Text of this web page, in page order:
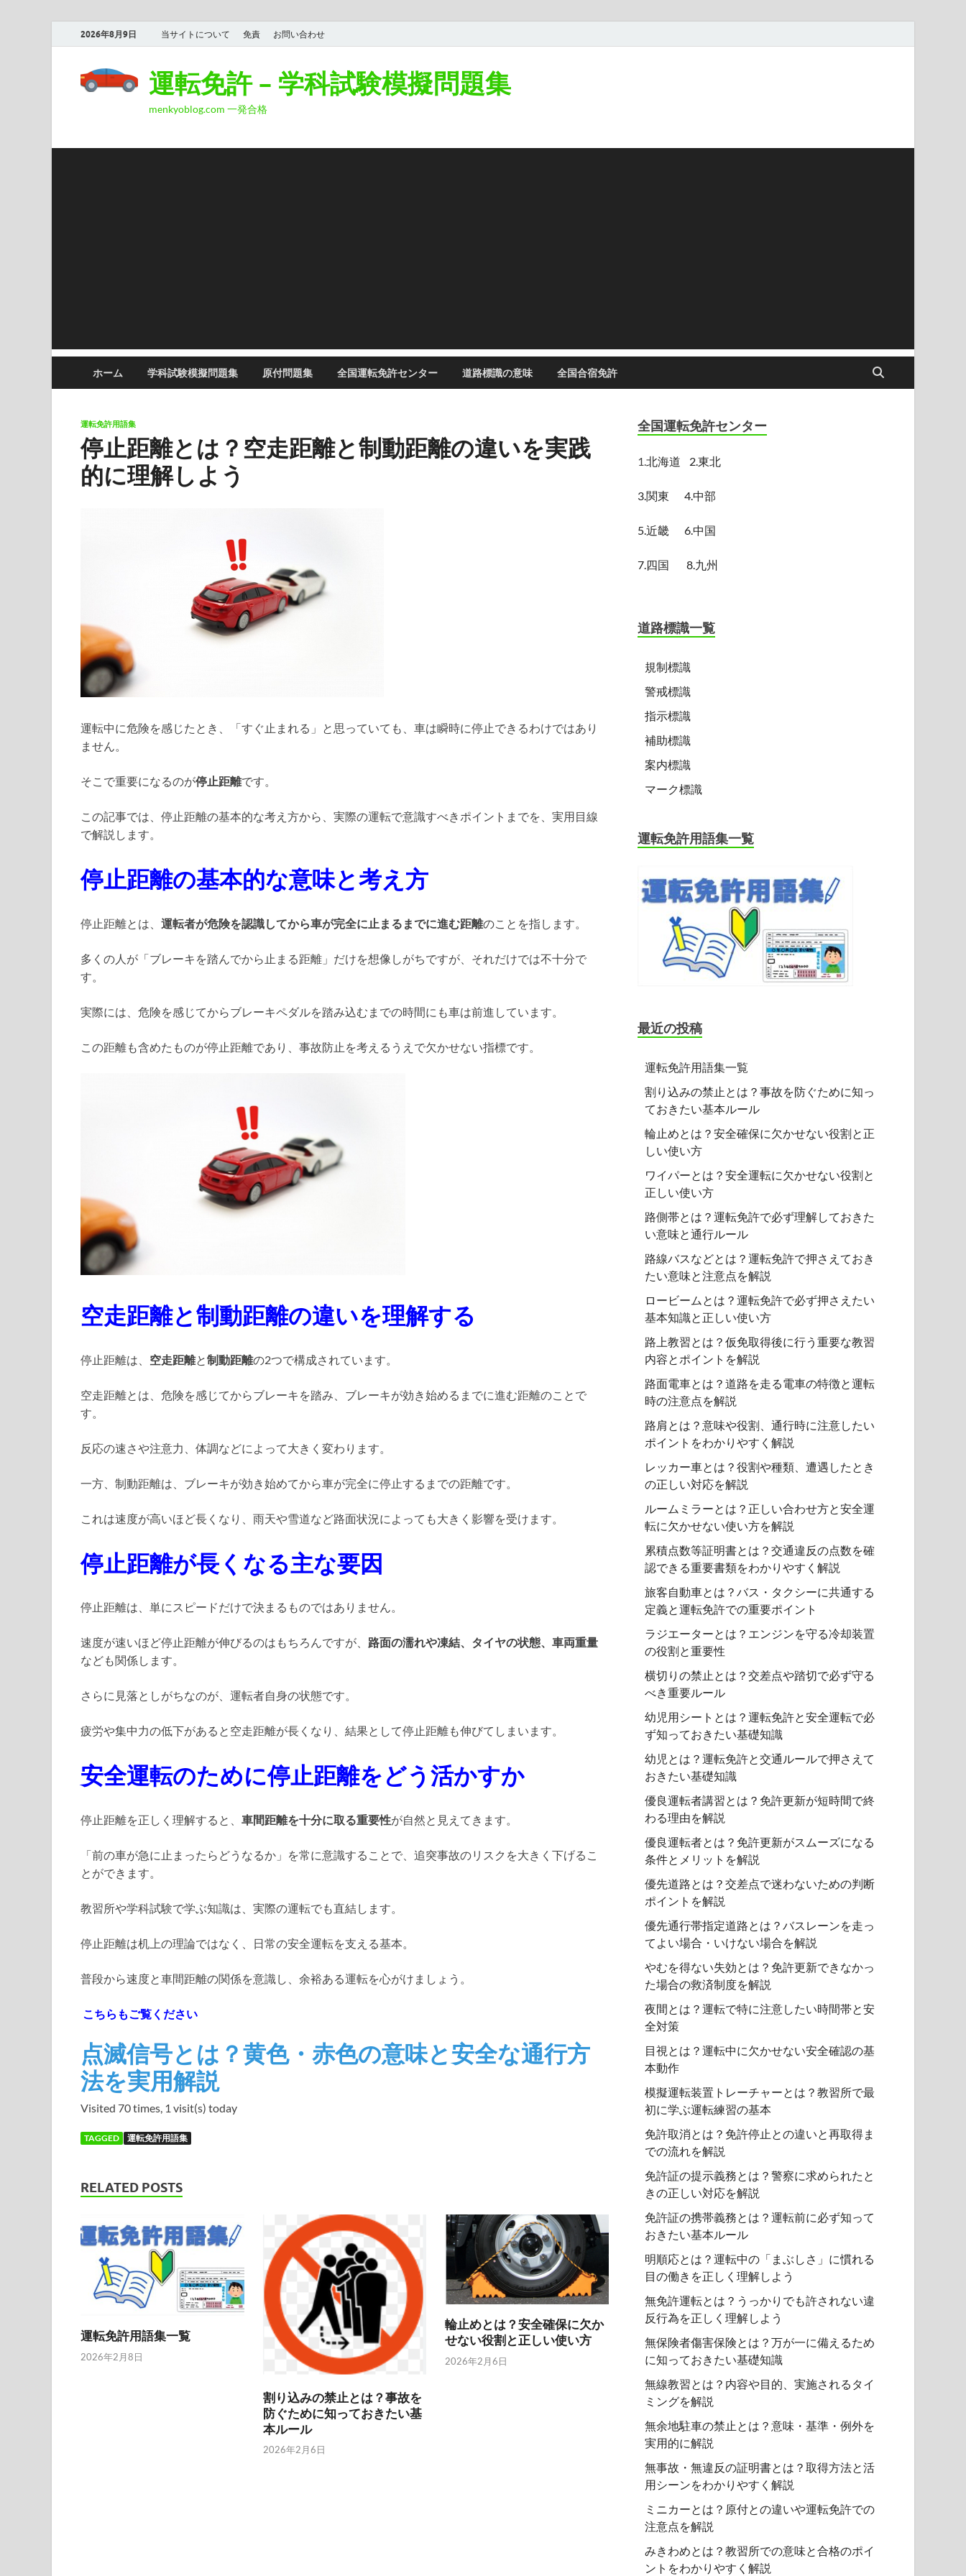
2026年8月9日 当サイトについて 免責 お問い合わせ
運転免許 – 学科試験模擬問題集
menkyoblog.com 一発合格
ホーム 学科試験模擬問題集 原付問題集 全国運転免許センター 道路標識の意味 全国合宿免許
運転免許用語集
停止距離とは？空走距離と制動距離の違いを実践
的に理解しよう
運転中に危険を感じたとき、「すぐ止まれる」と思っていても、車は瞬時に停止できるわけではあり
ません。
そこで重要になるのが停止距離です。
この記事では、停止距離の基本的な考え方から、実際の運転で意識すべきポイントまでを、実用目線
で解説します。
停止距離の基本的な意味と考え方
停止距離とは、 運転者が危険を認識してから車が完全に止まるまでに進む距離のことを指します。
多くの人が「ブレーキを踏んでから止まる距離」だけを想像しがちですが、それだけでは不十分で
す。
実際には、危険を感じてからブレーキペダルを踏み込むまでの時間にも車は前進しています。
この距離も含めたものが停止距離であり、事故防止を考えるうえで欠かせない指標です。
空走距離と制動距離の違いを理解する
停止距離は、 空走距離と制動距離の2つで構成されています。
空走距離とは、危険を感じてからブレーキを踏み、ブレーキが効き始めるまでに進む距離のことで
す。
反応の速さや注意力、体調などによって大きく変わります。
一方、制動距離は、ブレーキが効き始めてから車が完全に停止するまでの距離です。
これは速度が高いほど長くなり、雨天や雪道など路面状況によっても大きく影響を受けます。
停止距離が長くなる主な要因
停止距離は、単にスピードだけで決まるものではありません。
速度が速いほど停止距離が伸びるのはもちろんですが、 路面の濡れや凍結、タイヤの状態、車両重量
なども関係します。
さらに見落としがちなのが、運転者自身の状態です。
疲労や集中力の低下があると空走距離が長くなり、結果として停止距離も伸びてしまいます。
安全運転のために停止距離をどう活かすか
停止距離を正しく理解すると、 車間距離を十分に取る重要性が自然と見えてきます。
「前の車が急に止まったらどうなるか」を常に意識することで、追突事故のリスクを大きく下げるこ
とができます。
教習所や学科試験で学ぶ知識は、実際の運転でも直結します。
停止距離は机上の理論ではなく、日常の安全運転を支える基本。
普段から速度と車間距離の関係を意識し、余裕ある運転を心がけましょう。
こちらもご覧ください
点滅信号とは？黄色・赤色の意味と安全な通行方
法を実用解説
Visited 70 times, 1 visit(s) today
TAGGED 運転免許用語集
RELATED POSTS
運転免許用語集一覧
2026年2月8日
割り込みの禁止とは？事故を
防ぐために知っておきたい基
本ルール
2026年2月6日
輪止めとは？安全確保に欠か
せない役割と正しい使い方
2026年2月6日
全国運転免許センター
1.北海道 2.東北
3.関東 4.中部
5.近畿 6.中国
7.四国 8.九州
道路標識一覧
規制標識
警戒標識
指示標識
補助標識
案内標識
マーク標識
運転免許用語集一覧
最近の投稿
運転免許用語集一覧
割り込みの禁止とは？事故を防ぐために知っ
ておきたい基本ルール
輪止めとは？安全確保に欠かせない役割と正
しい使い方
ワイパーとは？安全運転に欠かせない役割と
正しい使い方
路側帯とは？運転免許で必ず理解しておきた
い意味と通行ルール
路線バスなどとは？運転免許で押さえておき
たい意味と注意点を解説
ロービームとは？運転免許で必ず押さえたい
基本知識と正しい使い方
路上教習とは？仮免取得後に行う重要な教習
内容とポイントを解説
路面電車とは？道路を走る電車の特徴と運転
時の注意点を解説
路肩とは？意味や役割、通行時に注意したい
ポイントをわかりやすく解説
レッカー車とは？役割や種類、遭遇したとき
の正しい対応を解説
ルームミラーとは？正しい合わせ方と安全運
転に欠かせない使い方を解説
累積点数等証明書とは？交通違反の点数を確
認できる重要書類をわかりやすく解説
旅客自動車とは？バス・タクシーに共通する
定義と運転免許での重要ポイント
ラジエーターとは？エンジンを守る冷却装置
の役割と重要性
横切りの禁止とは？交差点や踏切で必ず守る
べき重要ルール
幼児用シートとは？運転免許と安全運転で必
ず知っておきたい基礎知識
幼児とは？運転免許と交通ルールで押さえて
おきたい基礎知識
優良運転者講習とは？免許更新が短時間で終
わる理由を解説
優良運転者とは？免許更新がスムーズになる
条件とメリットを解説
優先道路とは？交差点で迷わないための判断
ポイントを解説
優先通行帯指定道路とは？バスレーンを走っ
てよい場合・いけない場合を解説
やむを得ない失効とは？免許更新できなかっ
た場合の救済制度を解説
夜間とは？運転で特に注意したい時間帯と安
全対策
目視とは？運転中に欠かせない安全確認の基
本動作
模擬運転装置トレーチャーとは？教習所で最
初に学ぶ運転練習の基本
免許取消とは？免許停止との違いと再取得ま
での流れを解説
免許証の提示義務とは？警察に求められたと
きの正しい対応を解説
免許証の携帯義務とは？運転前に必ず知って
おきたい基本ルール
明順応とは？運転中の「まぶしさ」に慣れる
目の働きを正しく理解しよう
無免許運転とは？うっかりでも許されない違
反行為を正しく理解しよう
無保険者傷害保険とは？万が一に備えるため
に知っておきたい基礎知識
無線教習とは？内容や目的、実施されるタイ
ミングを解説
無余地駐車の禁止とは？意味・基準・例外を
実用的に解説
無事故・無違反の証明書とは？取得方法と活
用シーンをわかりやすく解説
ミニカーとは？原付との違いや運転免許での
注意点を解説
みきわめとは？教習所での意味と合格のポイ
ントをわかりやすく解説